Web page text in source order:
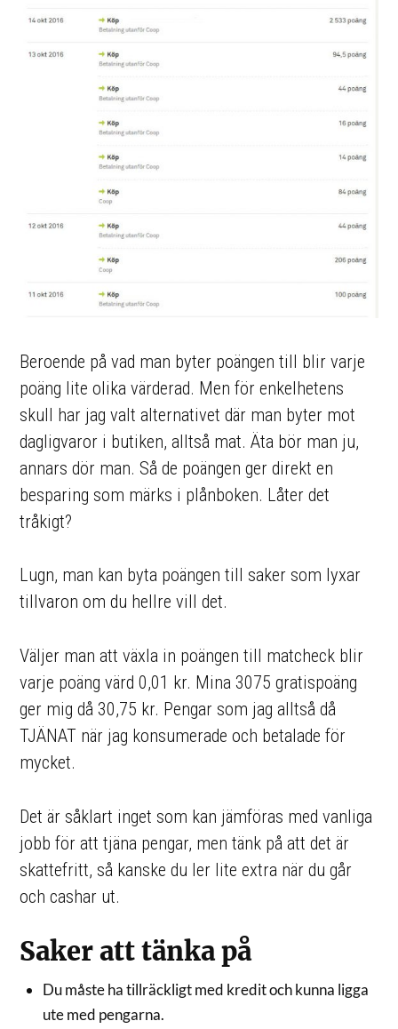
Beroende på vad man byter poängen till blir varje
poäng lite olika värderad. Men för enkelhetens
skull har jag valt alternativet där man byter mot
dagligvaror i butiken, alltså mat. Äta bör man ju,
annars dör man. Så de poängen ger direkt en
besparing som märks i plånboken. Låter det
tråkigt?
Lugn, man kan byta poängen till saker som lyxar
tillvaron om du hellre vill det.
Väljer man att växla in poängen till matcheck blir
varje poäng värd 0,01 kr. Mina 3075 gratispoäng
ger mig då 30,75 kr. Pengar som jag alltså då
TJÄNAT när jag konsumerade och betalade för
mycket.
Det är såklart inget som kan jämföras med vanliga
jobb för att tjäna pengar, men tänk på att det är
skattefritt, så kanske du ler lite extra när du går
och cashar ut.
Saker att tänka på
Du måste ha tillräckligt med kredit och kunna ligga
ute med pengarna.